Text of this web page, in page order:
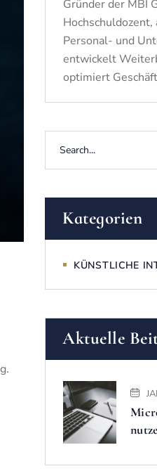
Gründer der MBI
Personal- und
entwickelt
optimiert
Kategorien
KÜNSTLICHE
Aktuelle